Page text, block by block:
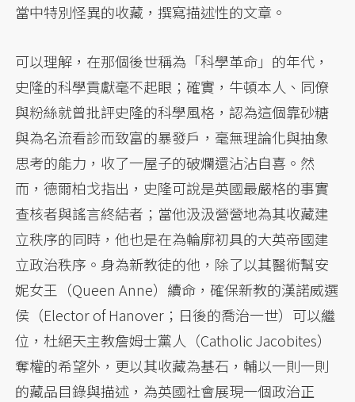
當中特別怪異的收藏，撰寫描述性的文章。
可以理解，在那個後世稱為「科學革命」的年代，
史隆的科學貢獻毫不起眼；確實，牛頓本人、同僚
與粉絲就曾批評史隆的科學風格，認為這個靠砂糖
與為名流看診而致富的暴發戶，毫無理論化與抽象
思考的能力，收了一屋子的破爛還沾沾自喜。然
而，德爾柏戈指出，史隆可說是英國最嚴格的事實
查核者與謠言終結者；當他汲汲營營地為其收藏建
立秩序的同時，他也是在為輪廓初具的大英帝國建
立政治秩序。身為新教徒的他，除了以其醫術幫安
妮女王（Queen Anne）續命，確保新教的漢諾威選
侯（Elector of Hanover；日後的喬治一世）可以繼
位，杜絕天主教詹姆士黨人（Catholic Jacobites）
奪權的希望外，更以其收藏為基石，輔以一則一則
的藏品目錄與描述，為英國社會展現一個政治正